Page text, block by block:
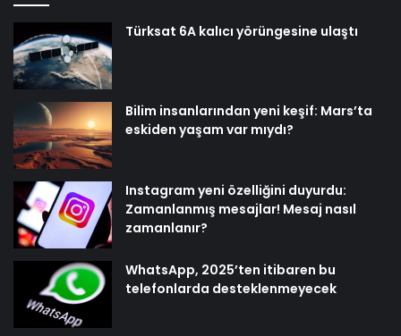
Türksat 6A kalıcı yörüngesine ulaştı
Bilim insanlarından yeni keşif: Mars’ta
eskiden yaşam var mıydı?
Instagram yeni özelliğini duyurdu:
Zamanlanmış mesajlar! Mesaj nasıl
zamanlanır?
WhatsApp, 2025’ten itibaren bu
telefonlarda desteklenmeyecek